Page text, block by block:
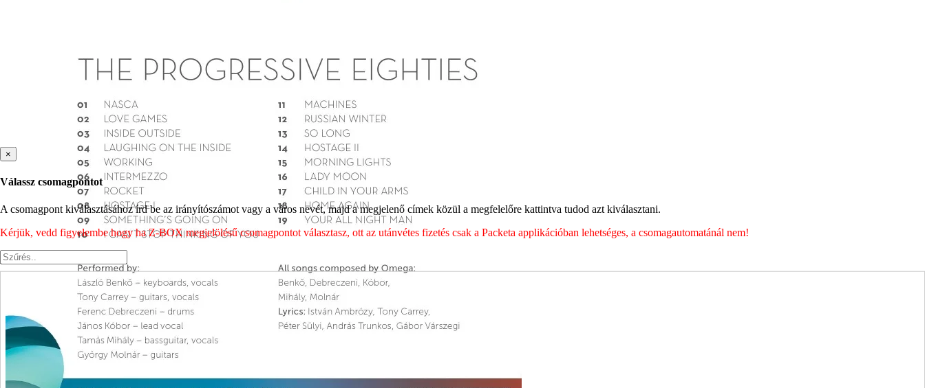
×
Válassz csomagpontot
A csomagpont kiválasztásához írd be az irányítószámot vagy a város nevét, majd a megjelenő címek közül a megfelelőre kattintva tudod azt kiválasztani.
Kérjük, vedd figyelembe hogy ha Z-BOX megjelölésű csomagpontot választasz, ott az utánvétes fizetés csak a Packeta applikációban lehetséges, a csomagautomatánál nem!